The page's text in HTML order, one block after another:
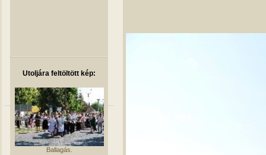
Utoljára feltöltött kép:
Ballagás.